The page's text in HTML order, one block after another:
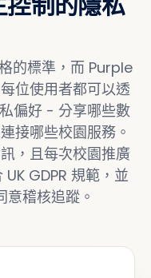
的標準，而 Purple
位使用者都可以透
偏好 - 分享哪些數
接哪些校園服務。
，且每次校園推廣
GDPR 規範，並
稽核追蹤。